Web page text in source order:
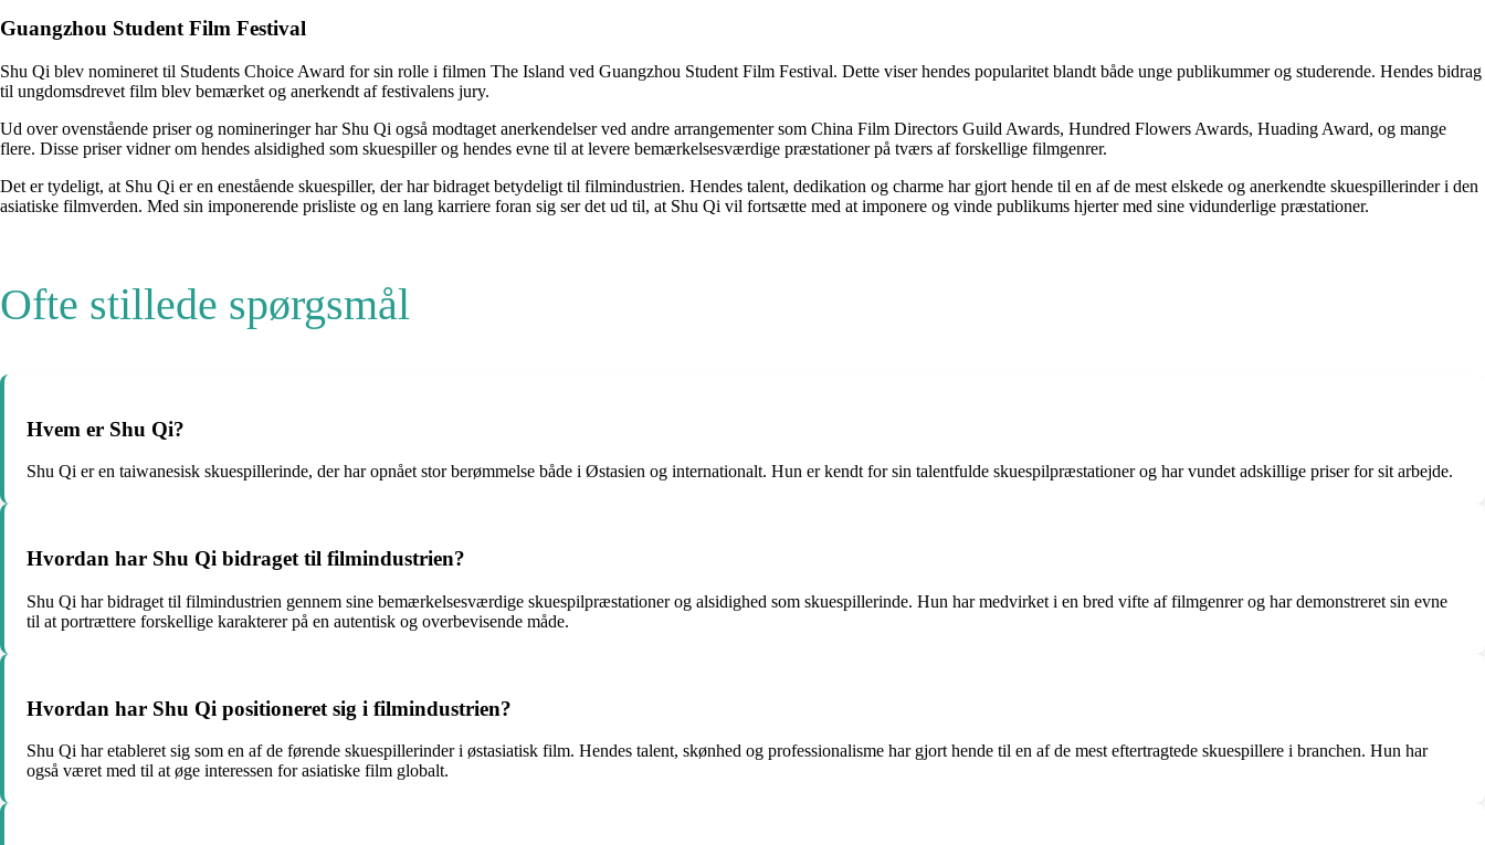
Guangzhou Student Film Festival
Shu Qi blev nomineret til Students Choice Award for sin rolle i filmen The Island ved Guangzhou Student Film Festival. Dette viser hendes popularitet blandt både unge publikummer og studerende. Hendes bidrag
til ungdomsdrevet film blev bemærket og anerkendt af festivalens jury.
Ud over ovenstående priser og nomineringer har Shu Qi også modtaget anerkendelser ved andre arrangementer som China Film Directors Guild Awards, Hundred Flowers Awards, Huading Award, og mange
flere. Disse priser vidner om hendes alsidighed som skuespiller og hendes evne til at levere bemærkelsesværdige præstationer på tværs af forskellige filmgenrer.
Det er tydeligt, at Shu Qi er en enestående skuespiller, der har bidraget betydeligt til filmindustrien. Hendes talent, dedikation og charme har gjort hende til en af ​​de mest elskede og anerkendte skuespillerinder i den
asiatiske filmverden. Med sin imponerende prisliste og en lang karriere foran sig ser det ud til, at Shu Qi vil fortsætte med at imponere og vinde publikums hjerter med sine vidunderlige præstationer.
Ofte stillede spørgsmål
Hvem er Shu Qi?
Shu Qi er en taiwanesisk skuespillerinde, der har opnået stor berømmelse både i Østasien og internationalt. Hun er kendt for sin talentfulde skuespilpræstationer og har vundet adskillige priser for sit arbejde.
Hvordan har Shu Qi bidraget til filmindustrien?
Shu Qi har bidraget til filmindustrien gennem sine bemærkelsesværdige skuespilpræstationer og alsidighed som skuespillerinde. Hun har medvirket i en bred vifte af filmgenrer og har demonstreret sin evne
til at portrættere forskellige karakterer på en autentisk og overbevisende måde.
Hvordan har Shu Qi positioneret sig i filmindustrien?
Shu Qi har etableret sig som en af de førende skuespillerinder i østasiatisk film. Hendes talent, skønhed og professionalisme har gjort hende til en af de mest eftertragtede skuespillere i branchen. Hun har
også været med til at øge interessen for asiatiske film globalt.